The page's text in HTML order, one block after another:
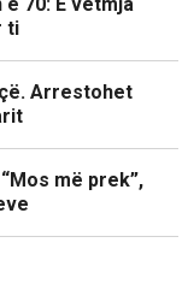
ti
Arrestohet
më prek”,